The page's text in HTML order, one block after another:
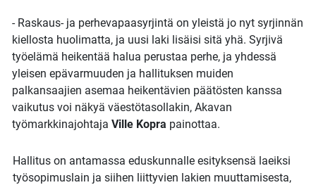
- Raskaus- ja perhevapaasyrjintä on yleistä jo nyt syrjinnän
kiellosta huolimatta, ja uusi laki lisäisi sitä yhä. Syrjivä
työelämä heikentää halua perustaa perhe, ja yhdessä
yleisen epävarmuuden ja hallituksen muiden
palkansaajien asemaa heikentävien päätösten kanssa
vaikutus voi näkyä väestötasollakin, Akavan
työmarkkinajohtaja Ville Kopra painottaa.
Hallitus on antamassa eduskunnalle esityksensä laeiksi
työsopimuslain ja siihen liittyvien lakien muuttamisesta,